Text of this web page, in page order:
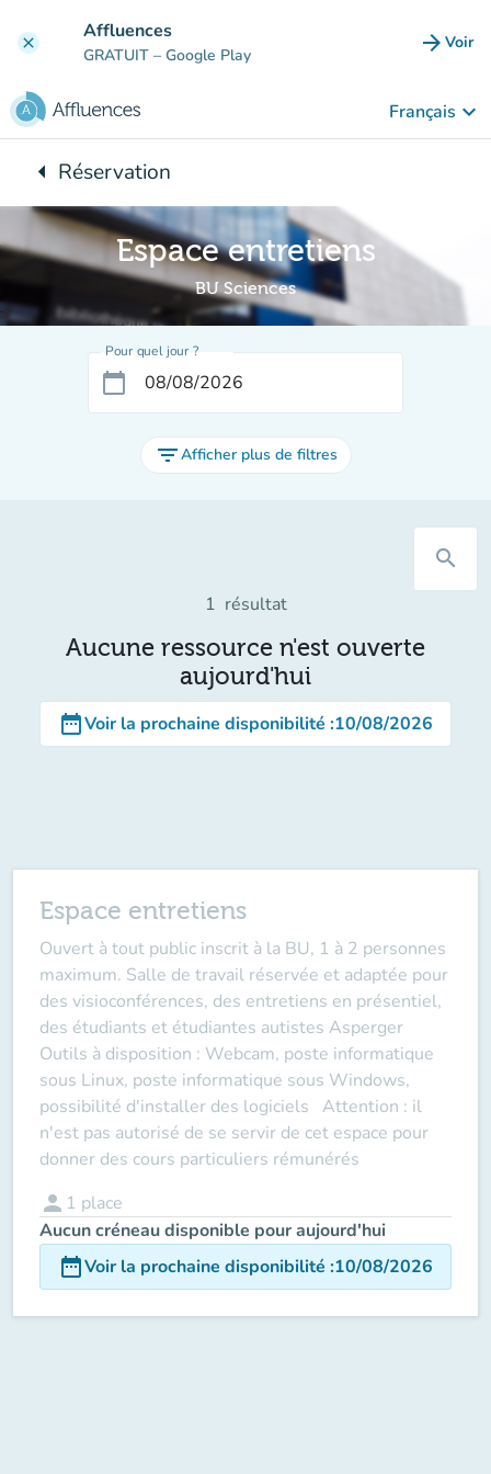
clear Affluences
GRATUIT – Google Play arrow_forward Voir
Français keyboard_arrow_down
arrow_leftRetour à :
Réservation
Espace entretiens
BU Sciences
Pour quel jour ?
calendar_today
filter_listAfficher plus de filtres
search
1 résultat
Aucune ressource n'est ouverte
aujourd'hui
date_rangeVoir la prochaine disponibilité :10/08/2026
Espace entretiens
Ouvert à tout public inscrit à la BU, 1 à 2 personnes
maximum. Salle de travail réservée et adaptée pour
des visioconférences, des entretiens en présentiel,
des étudiants et étudiantes autistes Asperger
Outils à disposition : Webcam, poste informatique
sous Linux, poste informatique sous Windows,
possibilité d'installer des logiciels Attention : il
n'est pas autorisé de se servir de cet espace pour
donner des cours particuliers rémunérés
person 1 place
Aucun créneau disponible pour aujourd'hui
date_rangeVoir la prochaine disponibilité :10/08/2026